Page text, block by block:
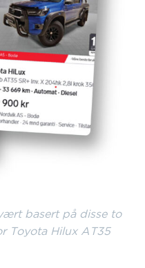
basert på disse to
Toyota Hilux AT35